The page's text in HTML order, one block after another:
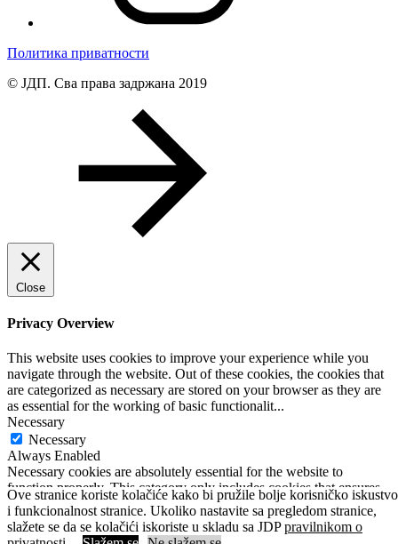
Политика приватности
© ЈДП. Сва права задржана 2019
Ove stranice koriste kolačiće kako bi pružile bolje korisničko iskustvo
i funkcionalnost stranice. Ukoliko nastavite sa pregledom stranice,
slažete se da se kolačići iskoriste u skladu sa JDPpravilnikom o
Close
Privacy Overview
This website uses cookies to improve your experience while you
navigate through the website. Out of these cookies, the cookies that
are categorized as necessary are stored on your browser as they are
as essential for the working of basic functionalit...
Necessary
Necessary
Always Enabled
Necessary cookies are absolutely essential for the website to
function properly. This category only includes cookies that ensures
basic functionalities and security features of the website. These
cookies do not store any personal information.
SAVE & ACCEPT